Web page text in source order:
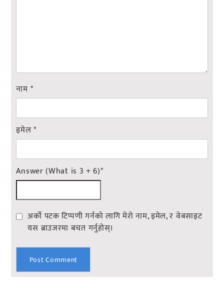
नाम *
इमेल*
Answer (What is 3 + 6)*
अर्को पटक टिप्पणी गर्नको लागि मेरो नाम, इमेल, र वेबसाइट
यस ब्राउजरमा बचत गर्नुहोस्।